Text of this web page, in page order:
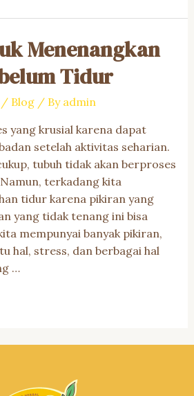
Menenangkan
Tidur
/ Blog/ By admin
yang krusial karena dapat
setelah aktivitas seharian.
tubuh tidak akan berproses
terkadang kita
tidur karena pikiran yang
yang tidak tenang ini bisa
mempunyai banyak pikiran,
hal, stress, dan berbagai hal
…